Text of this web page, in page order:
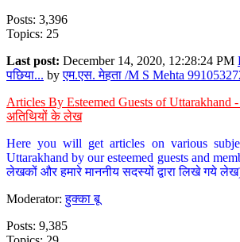
Posts: 3,396
Topics: 25
Last post: December 14, 2020, 12:28:24 PM
पछिया... byएम.एस. मेहता /M S Mehta
Articles By Esteemed Guests of Uttarakhand
अतिथियों के लेख
Here you will get articles on various
Uttarakhand by our esteemed guests and
लेखकों और हमारे माननीय सदस्यों द्वारा लिखे गये
Moderator:हुक्का बू
Posts: 9,385